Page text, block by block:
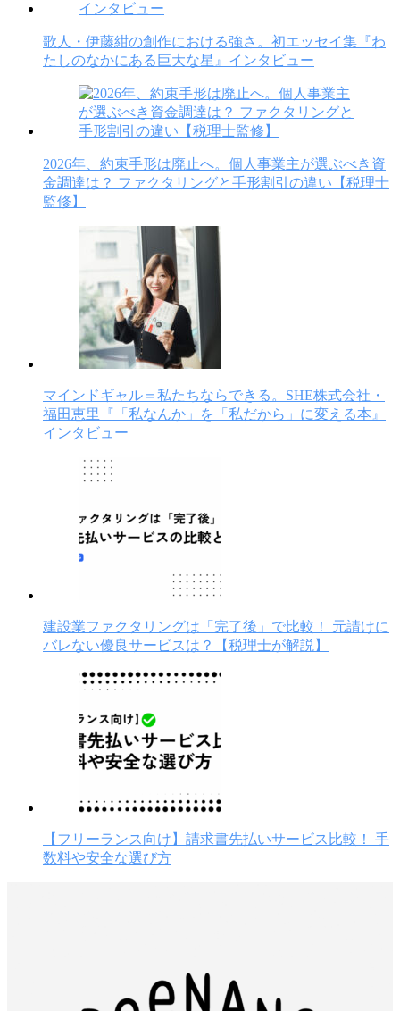
歌人・伊藤紺の創作における強さ。初エッセイ集『わ
たしのなかにある巨大な星』インタビュー
2026年、約束手形は廃止へ。個人事業主が選ぶべき資
金調達は？ ファクタリングと手形割引の違い【税理士
監修】
マインドギャル＝私たちならできる。SHE株式会社・
福田恵里『「私なんか」を「私だから」に変える本』
インタビュー
建設業ファクタリングは「完了後」で比較！ 元請けに
バレない優良サービスは？【税理士が解説】
【フリーランス向け】請求書先払いサービス比較！ 手
数料や安全な選び方